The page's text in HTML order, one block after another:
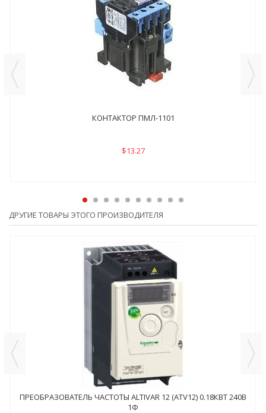
КОНТАКТОР ПМЛ-1101
$13.27
ДРУГИЕ ТОВАРЫ ЭТОГО ПРОИЗВОДИТЕЛЯ
ПРЕОБРАЗОВАТЕЛЬ ЧАСТОТЫ ALTIVAR 12 (ATV12) 0.18КВТ 240В
1Ф